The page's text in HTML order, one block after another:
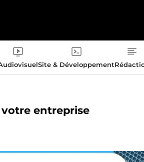
Site & Développement
entreprise